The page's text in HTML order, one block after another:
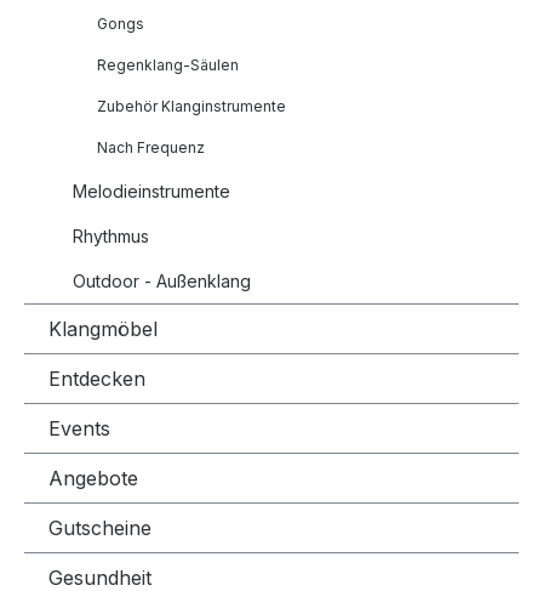
Gongs
Regenklang-Säulen
Zubehör Klanginstrumente
Nach Frequenz
Melodieinstrumente
Rhythmus
Outdoor - Außenklang
Klangmöbel
Entdecken
Events
Angebote
Gutscheine
Gesundheit